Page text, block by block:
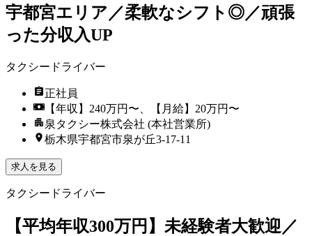
宇都宮エリア／柔軟なシフト◎／頑張
った分収入UP
タクシードライバー
正社員
【年収】240万円〜、【月給】20万円〜
泉タクシー株式会社 (本社営業所)
栃木県宇都宮市泉が丘3-17-11
求人を見る
タクシードライバー
【平均年収300万円】未経験者大歓迎／